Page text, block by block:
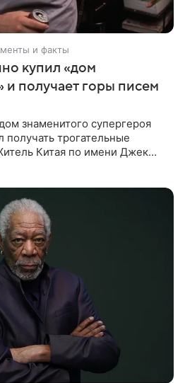
и факты
купил «дом
и получает горы писем
знаменитого супергероя
получать трогательные
Китая по имени Джек